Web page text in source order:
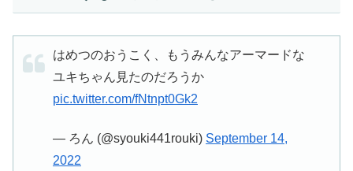
はめつのおうこく、もうみんなアーマードな
ユキちゃん見たのだろうか
pic.twitter.com/fNtnpt0Gk2
— ろん (@syouki441rouki) September 14,
2022